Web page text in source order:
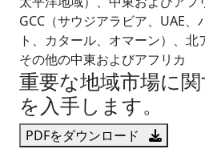
GCC（サウジアラビア、UAE
ト、カタール、オマーン）、北
その他の中東およびアフリカ
重要な地域市場に
を入手します。
PDFをダウンロード